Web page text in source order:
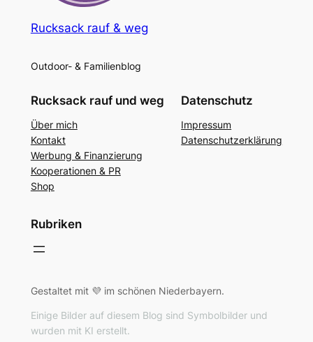
Rucksack rauf & weg
Outdoor- & Familienblog
Rucksack rauf und weg
Über mich
Kontakt
Werbung & Finanzierung
Kooperationen & PR
Shop
Datenschutz
Impressum
Datenschutzerklärung
Rubriken
Gestaltet mit 💜 im schönen Niederbayern.
Einige Bilder auf diesem Blog sind Symbolbilder und
wurden mit KI erstellt.